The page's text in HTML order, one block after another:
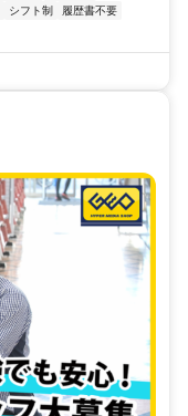
シフト制
履歴書不要